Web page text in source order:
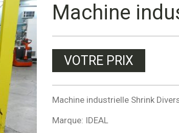
Machine
VOTRE PRIX
Machine industrielle Shrink
Marque: IDEAL